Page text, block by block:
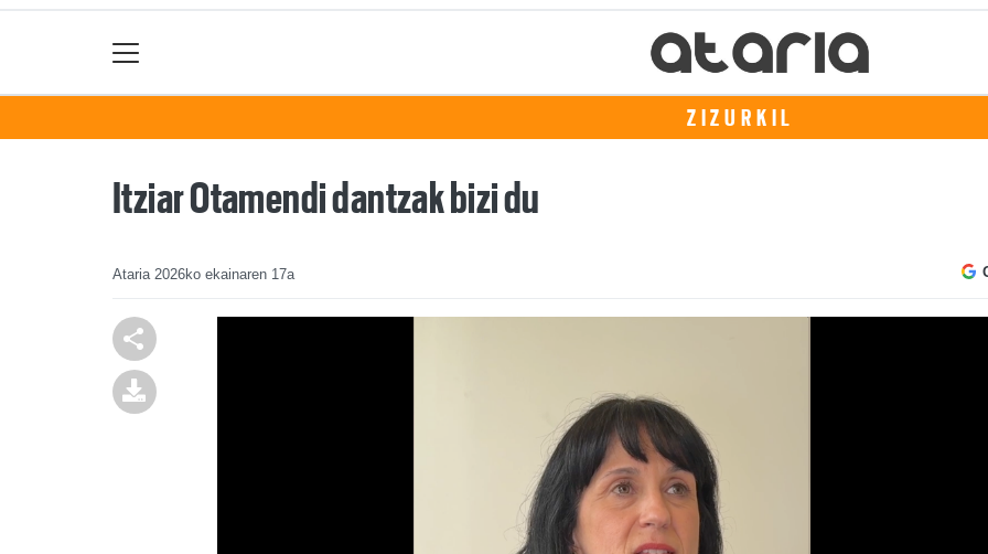
ZIZURKIL
Itziar Otamendi dantzak bizi du
Ataria 2026ko ekainaren 17a